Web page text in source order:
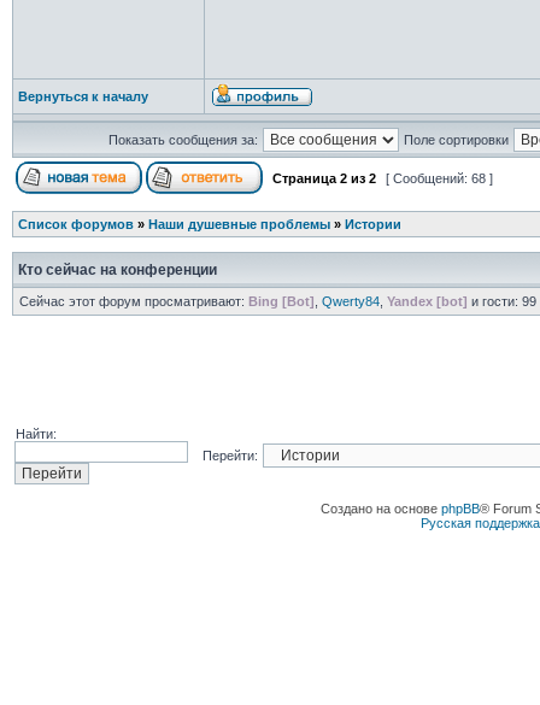
Вернуться к началу
Показать сообщения за: Поле сортировки
Страница 2из 2 [ Сообщений: 68 ]
Список форумов» Наши душевные проблемы» Истории
Кто сейчас на конференции
Сейчас этот форум просматривают: Bing [Bot] Qwerty84, Yandex [bot] и гости: 99
Найти:
Перейти:
Создано на основе phpBB® Forum
Русская